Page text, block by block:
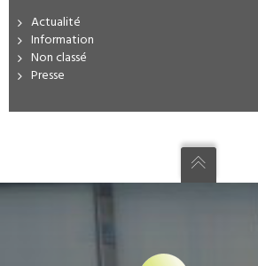
Actualité
Information
Non classé
Presse